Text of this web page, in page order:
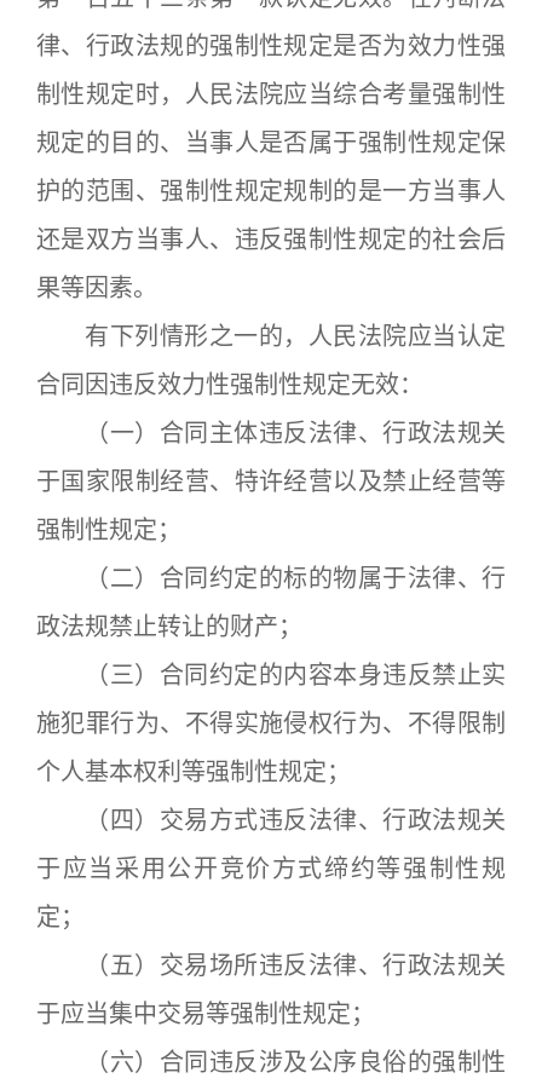
律、行政法规的强制性规定是否为效力性强
制性规定时，人民法院应当综合考量强制性
规定的目的、当事人是否属于强制性规定保
护的范围、强制性规定规制的是一方当事人
还是双方当事人、违反强制性规定的社会后
果等因素。
有下列情形之一的，人民法院应当认定
合同因违反效力性强制性规定无效：
（一）合同主体违反法律、行政法规关
于国家限制经营、特许经营以及禁止经营等
强制性规定；
（二）合同约定的标的物属于法律、行
政法规禁止转让的财产；
（三）合同约定的内容本身违反禁止实
施犯罪行为、不得实施侵权行为、不得限制
个人基本权利等强制性规定；
（四）交易方式违反法律、行政法规关
于应当采用公开竞价方式缔约等强制性规
定；
（五）交易场所违反法律、行政法规关
于应当集中交易等强制性规定；
（六）合同违反涉及公序良俗的强制性